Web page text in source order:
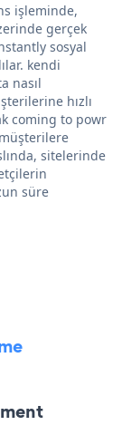
işleminde,
gerçek
sosyal
kendi
nasıl
hızlı
coming to powr
sitelerinde
süre